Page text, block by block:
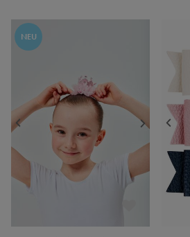
NEU